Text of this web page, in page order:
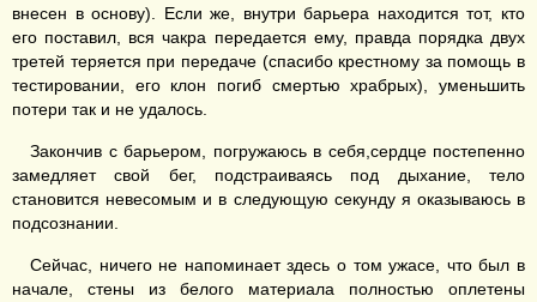
внесен в основу). Если же, внутри барьера находится тот, кто
его поставил, вся чакра передается ему, правда порядка двух
третей теряется при передаче (спасибо крестному за помощь в
тестировании, его клон погиб смертью храбрых), уменьшить
потери так и не удалось.
Закончив с барьером, погружаюсь в себя,сердце постепенно
замедляет свой бег, подстраиваясь под дыхание, тело
становится невесомым и в следующую секунду я оказываюсь в
подсознании.
Сейчас, ничего не напоминает здесь о том ужасе, что был в
начале, стены из белого материала полностью оплетены